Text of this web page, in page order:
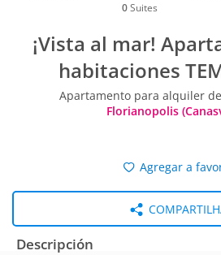
0 Suites
¡Vista al mar!
habitaciones
Apartamento para alquiler
Florianopolis
Agregar a
Descripción